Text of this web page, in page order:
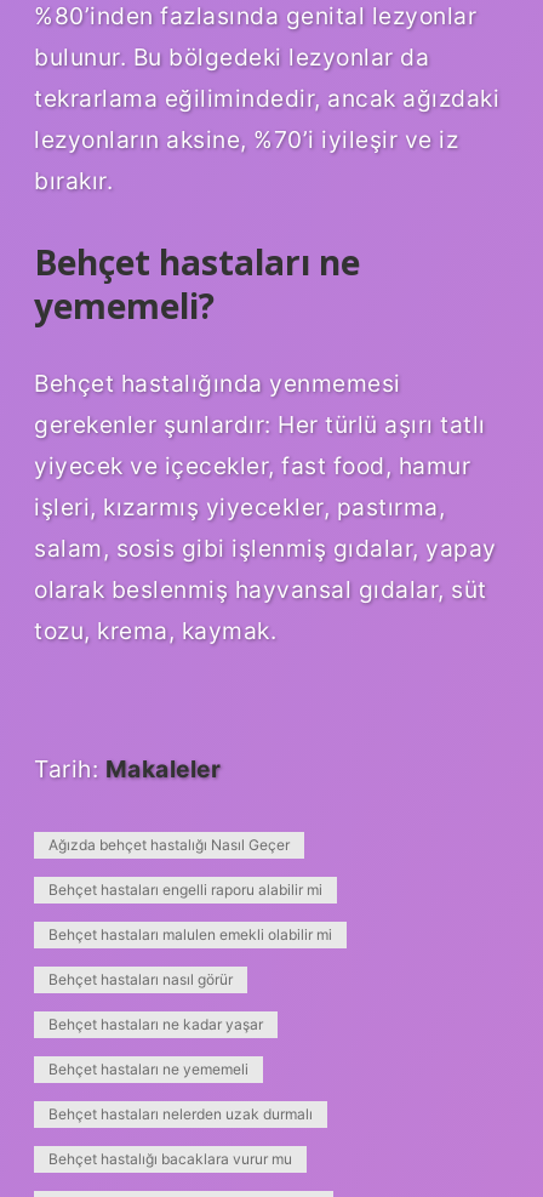
%80’inden fazlasında genital lezyonlar
bulunur. Bu bölgedeki lezyonlar da
tekrarlama eğilimindedir, ancak ağızdaki
lezyonların aksine, %70’i iyileşir ve iz
bırakır.
Behçet hastaları ne
yememeli?
Behçet hastalığında yenmemesi
gerekenler şunlardır: Her türlü aşırı tatlı
yiyecek ve içecekler, fast food, hamur
işleri, kızarmış yiyecekler, pastırma,
salam, sosis gibi işlenmiş gıdalar, yapay
olarak beslenmiş hayvansal gıdalar, süt
tozu, krema, kaymak.
Tarih: Makaleler
Ağızda behçet hastalığı Nasıl Geçer
Behçet hastaları engelli raporu alabilir mi
Behçet hastaları malulen emekli olabilir mi
Behçet hastaları nasıl görür
Behçet hastaları ne kadar yaşar
Behçet hastaları ne yememeli
Behçet hastaları nelerden uzak durmalı
Behçet hastalığı bacaklara vurur mu